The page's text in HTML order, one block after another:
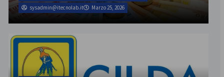
sysadmin@itecnolab.it Marzo 25, 2026